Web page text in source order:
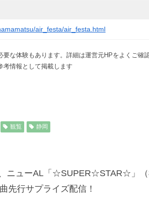
air_festa/air_festa.html
な体験もあります。詳細は運営元HPをよくご確認
情報として掲載します
観覧 静岡
、ニューAL「☆SUPER☆STAR☆」
先行サプライズ配信！